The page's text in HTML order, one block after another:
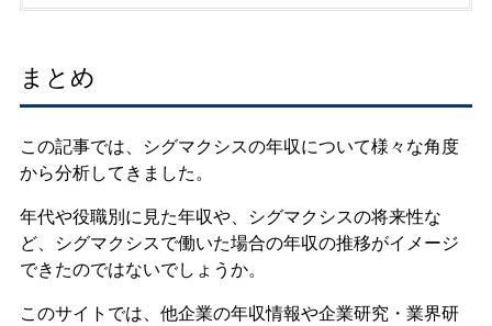
まとめ
この記事では、シグマクシスの年収について様々な角度
から分析してきました。
年代や役職別に見た年収や、シグマクシスの将来性な
ど、シグマクシスで働いた場合の年収の推移がイメージ
できたのではないでしょうか。
このサイトでは、他企業の年収情報や企業研究・業界研